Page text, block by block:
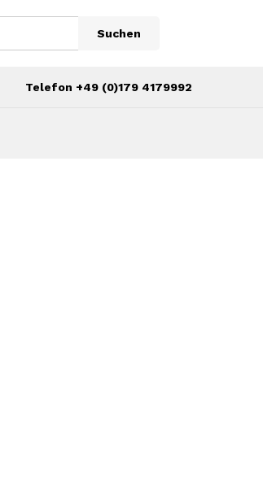
Suchen
Telefon +49 (0)179 4179992